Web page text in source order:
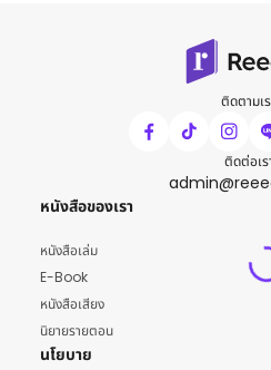
ติดตามเ
ติดต่อเร
หนังสือของเรา
หนังสือเล่ม
E-Book
หนังสือเสียง
นิยายรายตอน
นโยบาย